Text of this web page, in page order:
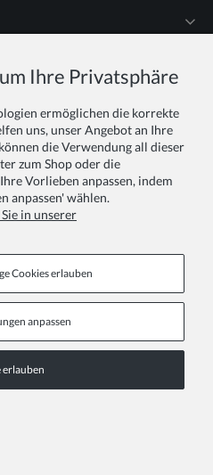
ZOYA GROUP
der Webseite
Shoper Premium
Ihre Privatsphäre
ermöglichen die korrekte
uns, unser Angebot an Ihre
die Verwendung all dieser
zum Shop oder die
Vorlieben anpassen, indem
anpassen' wählen.
in unserer
Cookies erlauben
anpassen
erlauben